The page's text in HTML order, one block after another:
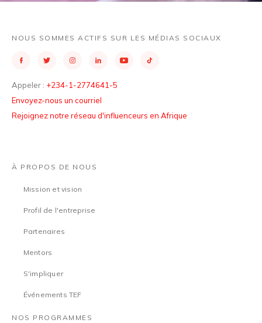
NOUS SOMMES ACTIFS SUR LES MÉDIAS SOCIAUX
Appeler : +234-1-2774641-5
Envoyez-nous un courriel
Rejoignez notre réseau d'influenceurs en Afrique
À PROPOS DE NOUS
Mission et vision
Profil de l'entreprise
Partenaires
Mentors
S'impliquer
Événements TEF
NOS PROGRAMMES